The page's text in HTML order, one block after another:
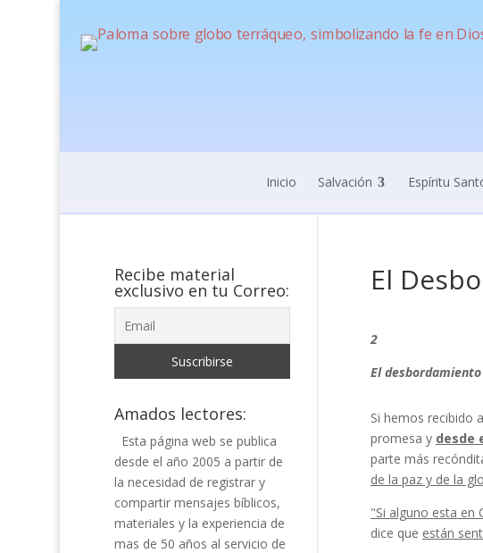
Inicio Salvación Espíritu
El
2
El desbordamiento
Si hemos recibido
promesa y desde
parte más
de la paz y de la
"Si alguno esta en
dice que están
Recibe material
exclusivo en tu Correo:
Amados lectores:
Esta página web se publica
desde el año 2005 a partir de
la necesidad de registrar y
compartir mensajes bíblicos,
materiales y la experiencia de
mas de 50 años al servicio de